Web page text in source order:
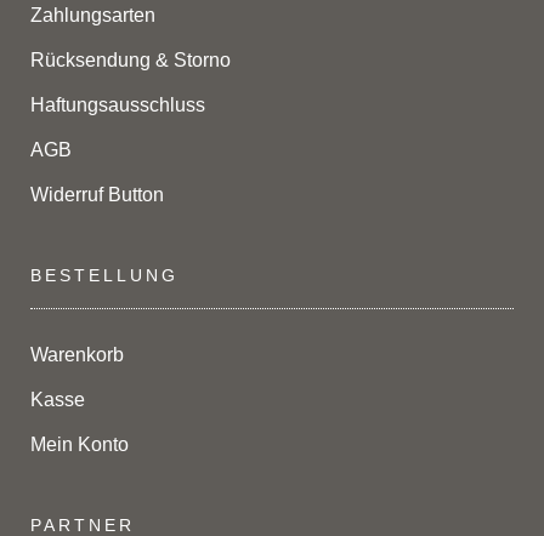
Zahlungsarten
Rücksendung & Storno
Haftungsausschluss
AGB
Widerruf Button
BESTELLUNG
Warenkorb
Kasse
Mein Konto
PARTNER